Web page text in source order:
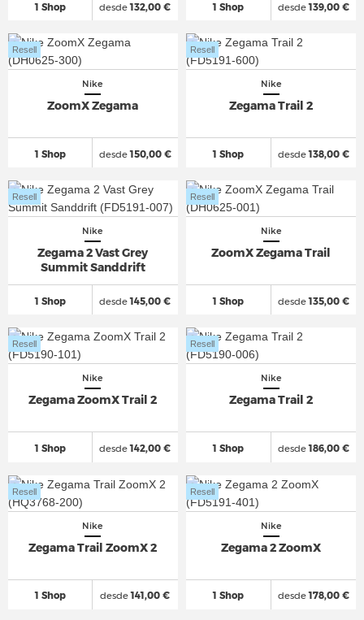
1 Shop desde132,00 € 1 Shop desde139,00 €
Nike
ZoomX Zegama
1 Shop
Resell
desde150,00 €
Nike
Zegama Trail 2
1 Shop
Resell
desde138,00 €
Nike
Zegama 2 Vast Grey
Summit Sanddrift
1 Shop
Resell
desde145,00 €
Nike
ZoomX Zegama Trail
1 Shop
Resell
desde135,00 €
Nike
Zegama ZoomX Trail 2
1 Shop
Resell
desde142,00 €
Nike
Zegama Trail 2
1 Shop
Resell
desde186,00 €
Nike
Zegama Trail ZoomX 2
1 Shop
Resell
desde141,00 €
Nike
Zegama 2 ZoomX
1 Shop
Resell
desde178,00 €